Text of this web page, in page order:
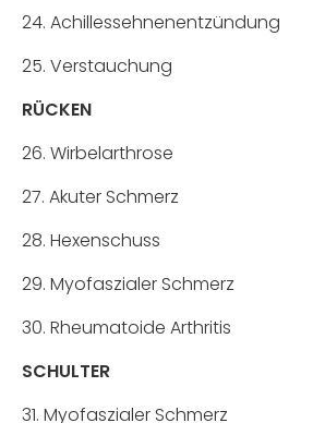
24. Achillessehnenentzündung
25. Verstauchung
RÜCKEN
26. Wirbelarthrose
27. Akuter Schmerz
28. Hexenschuss
29. Myofaszialer Schmerz
30. Rheumatoide Arthritis
SCHULTER
31. Myofaszialer Schmerz